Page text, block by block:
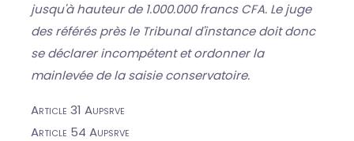
jusqu'à hauteur de 1.000.000 francs CFA. Le juge
des référés près le Tribunal d'instance doit donc
se déclarer incompétent et ordonner la
mainlevée de la saisie conservatoire.
Article 31 Aupsrve
Article 54 Aupsrve